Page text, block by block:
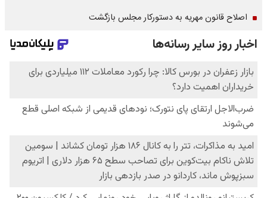
اصلاح قانون مهریه به دستورکار مجلس بازگشت